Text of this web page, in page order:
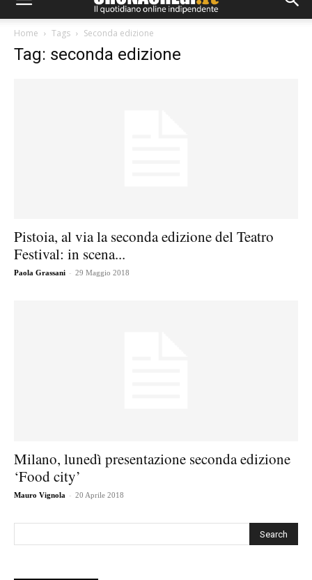
Home Tags Seconda edizione
Tag: seconda edizione
Pistoia, al via la seconda edizione del Teatro
Festival: in scena...
Paola Grassani - 29 Maggio 2018
Milano, lunedì presentazione seconda edizione
‘Food city’
Mauro Vignola - 20 Aprile 2018